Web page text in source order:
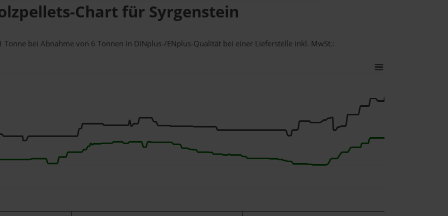
Chart für Syrgenstein
Tonne bei Abnahmevon 6 Tonnen in DINplus-/ENplus-Qualität bei einer Lieferstelle inkl. MwSt.: